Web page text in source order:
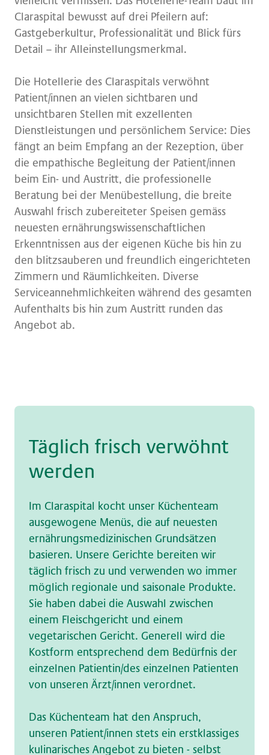
Claraspital bewusst auf drei Pfeilern auf:
Gastgeberkultur, Professionalität und Blick fürs
Detail – ihr Alleinstellungsmerkmal.
Die Hotellerie des Claraspitals verwöhnt
Patient/innen an vielen sichtbaren und
unsichtbaren Stellen mit exzellenten
Dienstleistungen und persönlichem Service: Dies
fängt an beim Empfang an der Rezeption, über
die empathische Begleitung der Patient/innen
beim Ein- und Austritt, die professionelle
Beratung bei der Menübestellung, die breite
Auswahl frisch zubereiteter Speisen gemäss
neuesten ernährungswissenschaftlichen
Erkenntnissen aus der eigenen Küche bis hin zu
den blitzsauberen und freundlich eingerichteten
Zimmern und Räumlichkeiten. Diverse
Serviceannehmlichkeiten während des gesamten
Aufenthalts bis hin zum Austritt runden das
Angebot ab.
Täg­lich frisch ver­wöhnt
wer­den
Im Claraspital kocht unser Küchenteam
ausgewogene Menüs, die auf neuesten
ernährungsmedizinischen Grundsätzen
basieren. Unsere Gerichte bereiten wir
täglich frisch zu und verwenden wo immer
möglich regionale und saisonale Produkte.
Sie haben dabei die Auswahl zwischen
einem Fleischgericht und einem
vegetarischen Gericht. Generell wird die
Kostform entsprechend dem Bedürfnis der
einzelnen Patientin/des einzelnen Patienten
von unseren Ärzt/innen verordnet.
Das Küchenteam hat den Anspruch,
unseren Patient/innen stets ein erstklassiges
kulinarisches Angebot zu bieten - selbst